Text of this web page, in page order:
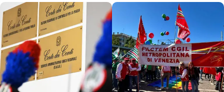
Umbria
Valle
D'Aosta
Veneto
Archivio
Storico
1955-
2014